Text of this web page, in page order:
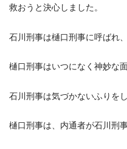
救おうと決心しました。
石川刑事は樋口刑事に呼ばれ
樋口刑事はいつになく神妙な
石川刑事は気づかないふりを
樋口刑事は、内通者が石川刑